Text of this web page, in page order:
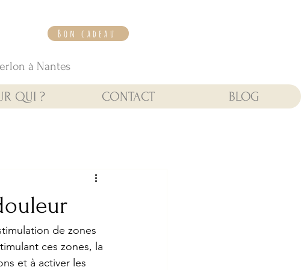
Bon cadeau
à Nantes
QUI ? CONTACT BLOG
de zones
ces zones, la
et à activer les